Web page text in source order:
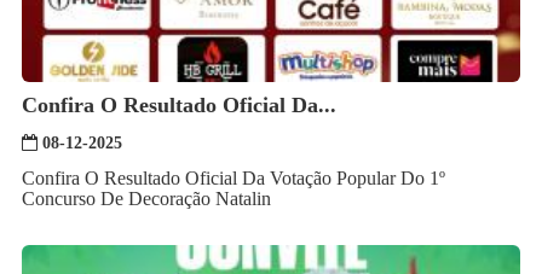
Confira O Resultado Oficial Da...
08-12-2025
Confira O Resultado Oficial Da Votação Popular Do 1º
Concurso De Decoração Natalin